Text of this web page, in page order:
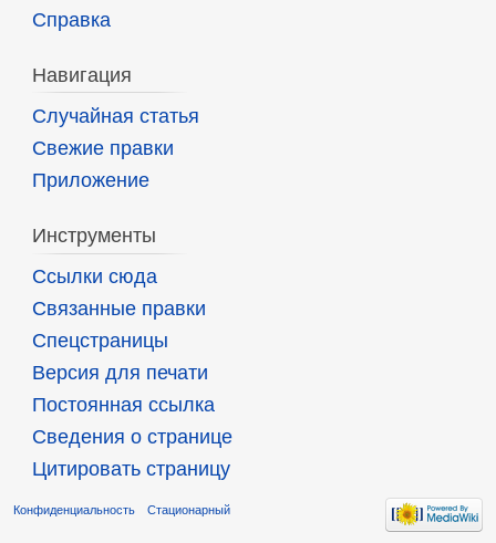
Справка
Навигация
Случайная статья
Свежие правки
Приложение
Инструменты
Ссылки сюда
Связанные правки
Спецстраницы
Версия для печати
Постоянная ссылка
Сведения о странице
Цитировать страницу
Конфиденциальность Стационарный